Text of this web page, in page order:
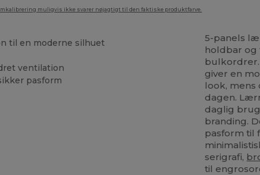
muligvis ikke svarer nøjagtigt til den faktiske produktfarve.
til en moderne silhuet
ventilation
pasform
5-panels
holdbar og
bulkordrer.
giver en
look, mens
dagen.
daglig
branding.
pasform til
serigrafi,
til